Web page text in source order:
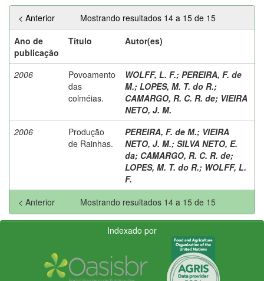
Mostrando resultados 14 a 15 de 15
< Anterior
Ano de
publicação
Título Autor(es)
2006
Povoamento
das
colméias.
WOLFF, L. F.; PEREIRA, F. de
M.; LOPES, M. T. do R.;
CAMARGO, R. C. R. de; VIEIRA
NETO, J. M.
2006
Produção
de Rainhas.
PEREIRA, F. de M.; VIEIRA
NETO, J. M.; SILVA NETO, E.
da; CAMARGO, R. C. R. de;
LOPES, M. T. do R.; WOLFF, L.
F.
Mostrando resultados 14 a 15 de 15
< Anterior
Indexado por